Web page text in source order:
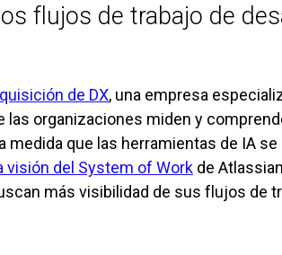
flujos de trabajo de
de DX, una empresa
las organizaciones miden y
medida que las herramientas de IA
visión del System of Work de
más visibilidad de sus flujos de